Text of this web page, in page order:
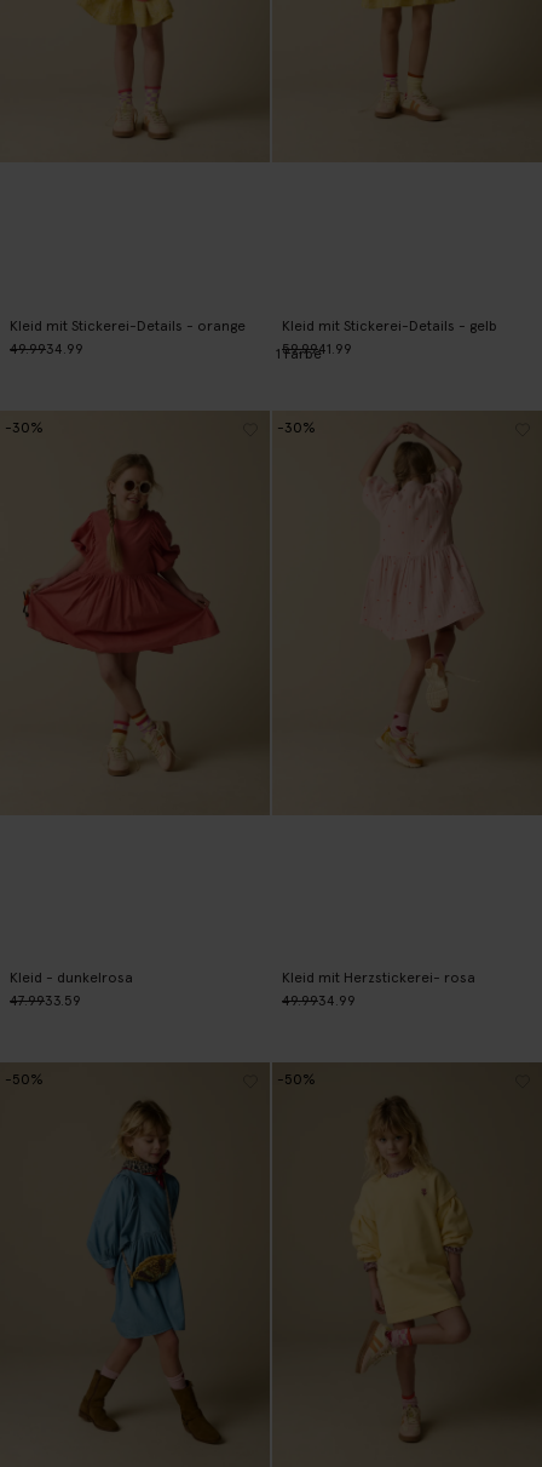
Kleid mit Stickerei-Details - orange
49.9934.99
Kleid mit Stickerei-Details - gelb
59.9941.99
1Farbe
Kleid - dunkelrosa
47.9933.59
-30%
Kleid mit Herzstickerei- rosa
49.9934.99
-30%
-50% -50%